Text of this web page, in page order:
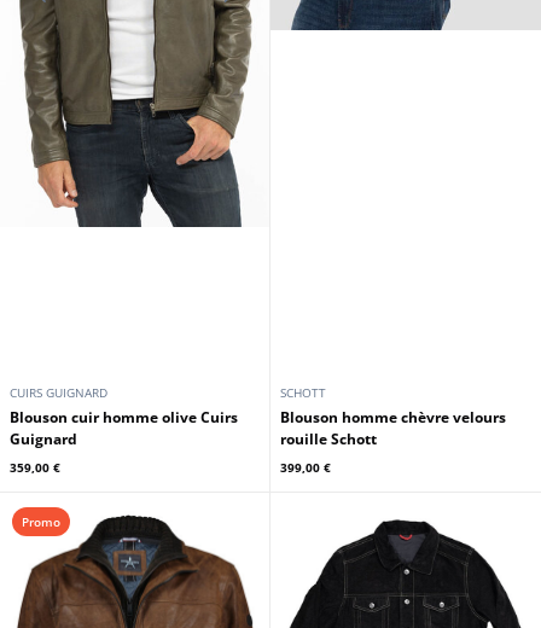
CUIRS GUIGNARD
Blouson cuir homme olive Cuirs
Guignard
359,00 €
SCHOTT
Blouson homme chèvre velours
rouille Schott
399,00 €
Promo